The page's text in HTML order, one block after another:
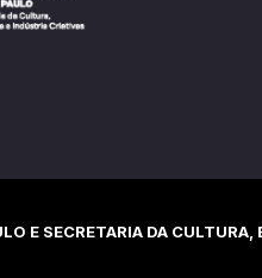
E SECRETARIA DA